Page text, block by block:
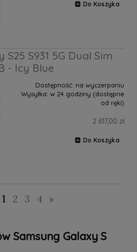
Do Koszyka
S25 S931 5G Dual Sim
- Icy Blue
Dostępność: na wyczerpaniu
Wysyłka: w 24 godziny (dostępne
od ręki)
2 617,00 zł
Do Koszyka
1 2 3 4 »
Samsung Galaxy S